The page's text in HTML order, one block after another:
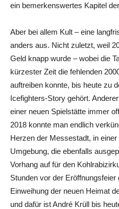
ein bemerkenswertes Kapitel
Aber bei allem Kult – eine
anders aus. Nicht zuletzt, weil
Geld knapp wurde – wobei die
kürzester Zeit die fehlenden
auftreiben konnte, bis heute zu
Icefighters-Story gehört.
einer neuen Spielstätte immer
2018 konnte man endlich
Herzen der Messestadt, in
Umgebung, die ebenfalls
Vorhang auf für den
Stunden vor der Eröffnungsfeier
Einweihung der neuen Heimat
und dafür ist André Krüll bis